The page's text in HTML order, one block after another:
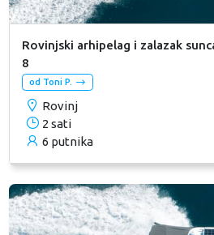
Rovinjski arhipelag i zalazak
8
od Toni P.
Rovinj
2 sati
6 putnika